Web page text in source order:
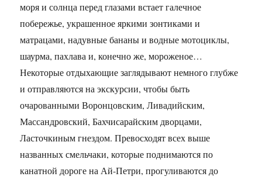
моря и солнца перед глазами встает галечное
побережье, украшенное яркими зонтиками и
матрацами, надувные бананы и водные мотоциклы,
шаурма, пахлава и, конечно же, мороженое…
Некоторые отдыхающие заглядывают немного глубже
и отправляются на экскурсии, чтобы быть
очарованными Воронцовским, Ливадийским,
Массандровский, Бахчисарайским дворцами,
Ласточкиным гнездом. Превосходят всех выше
названных смельчаки, которые поднимаются по
канатной дороге на Ай-Петри, прогуливаются до